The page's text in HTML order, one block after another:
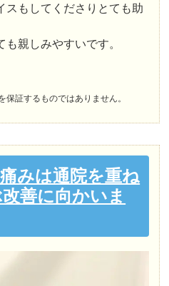
スもしてくださりとても助
親しみやすいです。
証するものではありません。
みは通院を重ね
善に向かいま